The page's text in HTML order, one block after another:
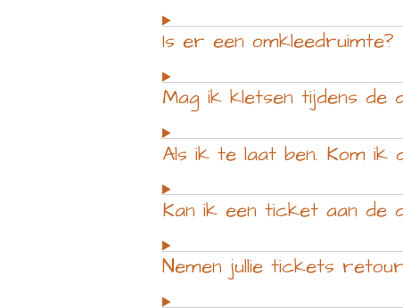
Is er een omkleedruimte?
Mag ik kletsen tijdens de
Als ik te laat ben. Kom ik
Kan ik een ticket aan de
Nemen jullie tickets